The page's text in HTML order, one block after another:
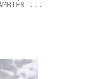
...